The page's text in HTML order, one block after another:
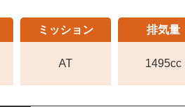
ミッション 排気量
AT 1495cc